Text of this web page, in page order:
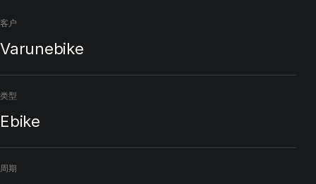
客户
Varunebike
类型
Ebike
周期